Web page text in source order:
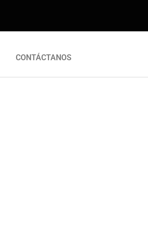
CONTÁCTANOS